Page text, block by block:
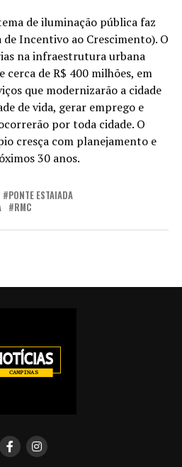
de iluminação pública faz
Incentivo ao Crescimento). O
na infraestrutura urbana
de R$ 400 milhões, em
que modernizarão a cidade
de vida, gerar emprego e
por toda cidade. O
cresça com planejamento e
30 anos.
PONTE ESTAIADA
RMC